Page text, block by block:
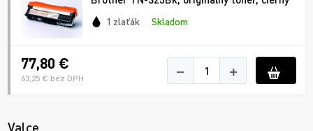
1 zlaťák Skladom
77,80 €
63,25 € bez DPH − +
Valce